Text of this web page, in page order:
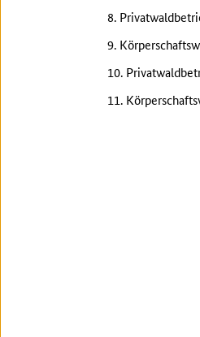
8.
9.
10.
11.